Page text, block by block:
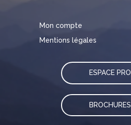
Mon compte
Mentions légales
ESPACE PRO
BROCHURES